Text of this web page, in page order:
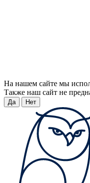
На нашем сайте мы
Также наш сайт не
Да Нет